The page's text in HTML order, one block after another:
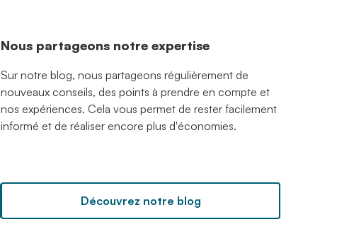
Nous partageons notre expertise
Sur notre blog, nous partageons régulièrement de
nouveaux conseils, des points à prendre en compte et
nos expériences. Cela vous permet de rester facilement
informé et de réaliser encore plus d'économies.
Découvrez notre blog